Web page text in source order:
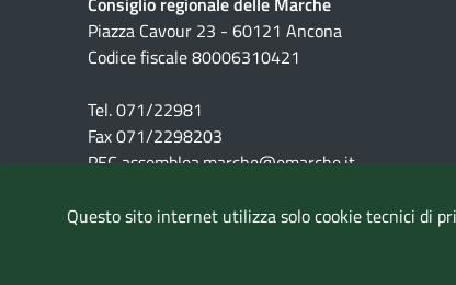
Piazza Cavour 23 - 60121 Ancona
Codice fiscale 80006310421
Tel. 071/22981
Fax 071/2298203
PEC assemblea.marche@emarche.it
Questo sito internet utilizza solo cookie tecnici di